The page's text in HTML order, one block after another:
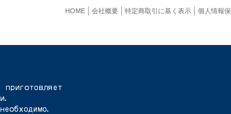
個人情報
特定商取引に基く表示
会社概要
HOME